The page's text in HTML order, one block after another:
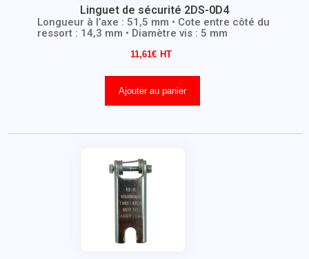
Linguet de sécurité 2DS-0D4
Longueur à l’axe : 51,5 mm • Cote entre côté du
ressort : 14,3 mm • Diamètre vis : 5 mm
11,61€
Ajouter au panier